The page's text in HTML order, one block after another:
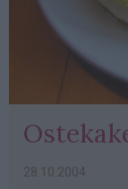
28.10.2004